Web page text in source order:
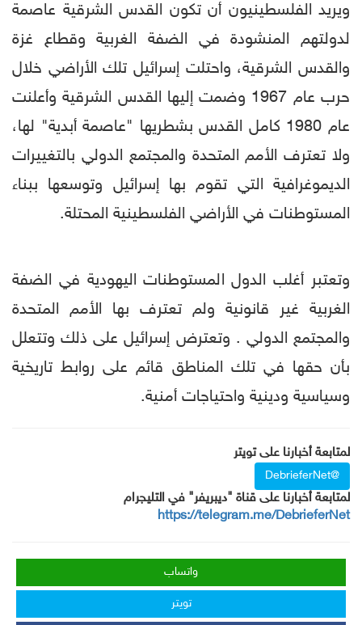
ويريد الفلسطينيون أن تكون القدس الشرقية عاصمة
لدولتهم المنشودة في الضفة الغربية وقطاع غزة
والقدس الشرقية، واحتلت إسرائيل تلك الأراضي خلال
حرب عام 1967 وضمت إليها القدس الشرقية وأعلنت
عام 1980 كامل القدس بشطريها "عاصمة أبدية" لها،
ولا تعترف الأمم المتحدة والمجتمع الدولي بالتغييرات
الديموغرافية التي تقوم بها إسرائيل وتوسعها ببناء
المستوطنات في الأراضي الفلسطينية المحتلة.
وتعتبر أغلب الدول المستوطنات اليهودية في الضفة
الغربية غير قانونية ولم تعترف بها الأمم المتحدة
والمجتمع الدولي . وتعترض إسرائيل على ذلك وتتعلل
بأن حقها في تلك المناطق قائم على روابط تاريخية
وسياسية ودينية واحتياجات أمنية.
لمتابعة أخبارنا على تويتر
@DebrieferNet
لمتابعة أخبارنا على قناة "ديبريفر" في التليجرام
https://telegram.me/DebrieferNet
واتساب
تويتر